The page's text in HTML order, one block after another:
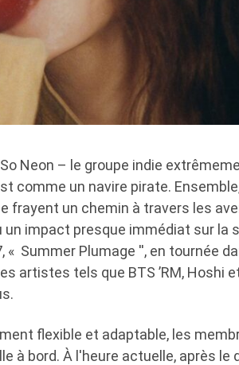
Neon – le groupe indie
comme un navire pirate.
frayent un chemin à travers les
un impact presque immédiat sur la
« Summer Plumage '', en tournée
artistes tels que BTS ’RM, Hoshi
flexible et adaptable, les
à bord. À l'heure actuelle, après